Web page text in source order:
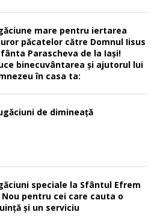
mare pentru iertarea
păcatelor către Domnul Iisus
Parascheva de la Iaşi!
binecuvântarea şi ajutorul lui
în casa ta:
de dimineață
speciale la Sfântul Efrem
Nou pentru cei care cauta o
şi un serviciu